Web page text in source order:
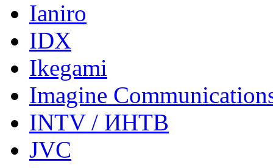
Ianiro
IDX
Ikegami
Imagine
INTV / ИНТВ
JVC